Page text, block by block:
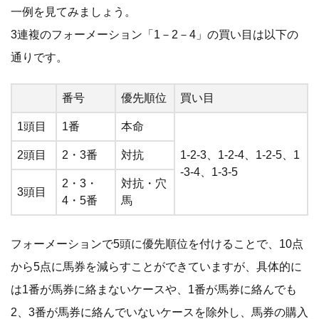
一例を見てみましょう。
3連複のフォーメーション「1－2－4」の買い目は以下の
通りです。
番号 優先順位 買い目
1頭目 1番 本命
1-2-3、1-2-4、1-2-5、1
-3-4、1-3-5
2頭目 2・3番 対抗
3頭目
2・3・
4・5番
対抗・穴
馬
フォーメーションで5頭に優先順位を付けることで、10点
から5点に馬券を減らすことができていますが、具体的に
は1番が馬券に絡まないケースや、1番が馬券に絡んでも
2、3番が馬券に絡んでいないケースを除外し、馬券の購入